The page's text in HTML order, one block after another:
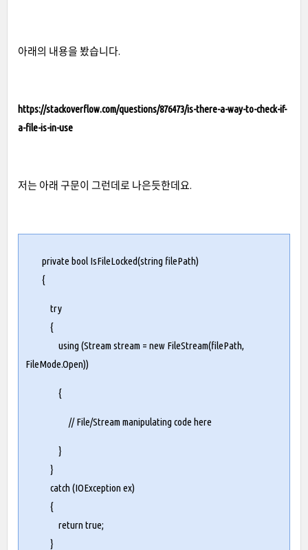
아래의 내용을 봤습니다.
https://stackoverflow.com/questions/876473/is-there-a-way-to-check-if-
a-file-is-in-use
저는 아래 구문이 그런데로 나은듯한데요.
private bool IsFileLocked(string filePath)
{
try
{
using (Stream stream = new FileStream(filePath,
FileMode.Open))
{
// File/Stream manipulating code here
}
}
catch (IOException ex)
{
return true;
}